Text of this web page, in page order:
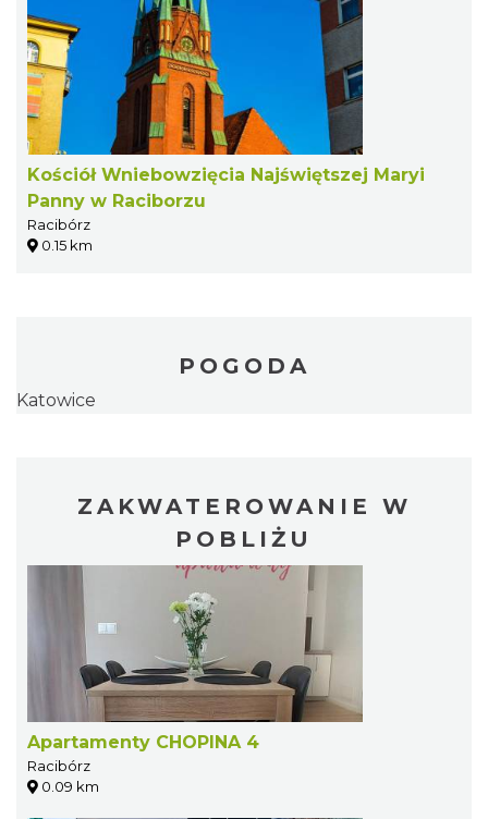
Kościół Wniebowzięcia Najświętszej Maryi
Panny w Raciborzu
Racibórz
0.15 km
POGODA
Katowice
ZAKWATEROWANIE W
POBLIŻU
Apartamenty CHOPINA 4
Racibórz
0.09 km